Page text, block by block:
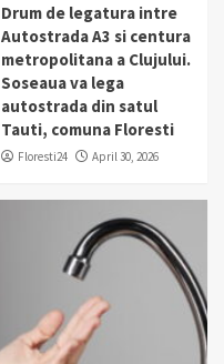
Drum de legatura intre
Autostrada A3 si centura
metropolitana a Clujului.
Soseaua va lega
autostrada din satul
Tauti, comuna Floresti
Floresti24 April 30, 2026